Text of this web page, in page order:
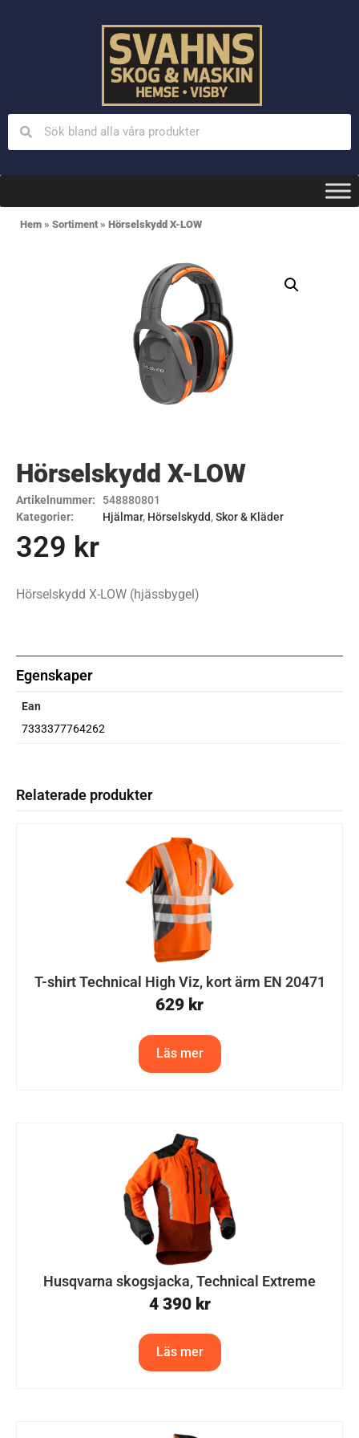
Hem » Sortiment » Hörselskydd X-LOW
Hörselskydd X-LOW
Artikelnummer:
548880801
Kategorier:
Hjälmar, Hörselskydd,Skor & Kläder
329 kr
Hörselskydd X-LOW (hjässbygel)
Egenskaper
Ean
7333377764262
Relaterade produkter
T-shirt Technical High Viz, kort ärm EN 20471
629 kr
Läs mer
Husqvarna skogsjacka, Technical Extreme
4 390 kr
Läs mer